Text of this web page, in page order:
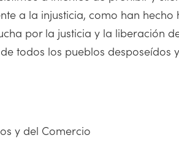
a la injusticia, como han
por la justicia y la liberación
todos los pueblos desposeídos
y del Comercio